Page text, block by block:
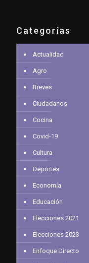
Categorías
Actualidad
Agro
Breves
Ciudadanos
Cocina
Covid-19
Cultura
Deportes
Economía
Educación
Elecciones 2021
Elecciones 2023
Enfoque Directo